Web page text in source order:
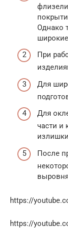
Однако
При
Для
Для
части и
После
https://
https://